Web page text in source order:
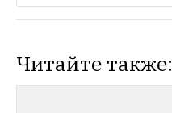
Читайте также: